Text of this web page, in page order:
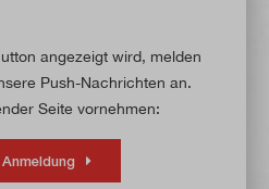
angezeigt wird, melden
Push-Nachrichten an.
Seite vornehmen: